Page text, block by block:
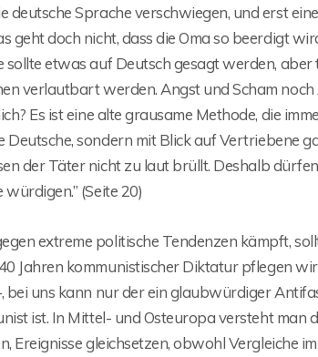
deutsche Sprache verschwiegen, und erst
geht doch nicht, dass die Oma so beerdigt
sollte etwas auf Deutsch gesagt werden,
verlautbart werden. Angst und Scham
Es ist eine alte grausame Methode, die
Deutsche, sondern mit Blick auf Vertriebene
der Täter nicht zu laut brüllt. Deshalb
würdigen.” (Seite 20)
extreme politische Tendenzen kämpft,
Jahren kommunistischer Diktatur pflegen
bei uns kann nur der ein glaubwürdiger
ist. In Mittel- und Osteuropa versteht man
Ereignisse gleichsetzen, obwohl Vergleiche